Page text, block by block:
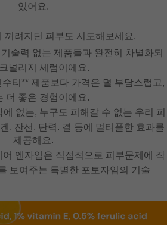
있어요.
꺼려지던 피부도 시도해보세요.
술력 없는 제품들과 완전히 차별화되
널리지 세럼이에요.
티** 제품보다 가격은 덜 부담스럽고,
더 좋은 경험이에요.
없는, 누구도 피해갈 수 없는 우리 피
. 잔선. 탄력. 결 등에 멀티플한 효과를
제공해요.
엔자임은 직접적으로 피부문제에 작
보여주는 특별한 포토자임의 기술